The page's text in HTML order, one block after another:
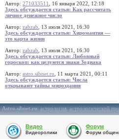
Автор: 271033511
, 16 января 2022, 12:18
Здесь обсуждается статья: Как рассчитать
личное денежное число
Автор: zabzab , 13 июля 2021, 16:30
Здесь обсуждается статья: Хиромантия —
это карта жизни
Автор: zabzab , 13 июля 2021, 16:30
Здесь обсуждается статья: Любовный
гороскоп: как целуются знаки Зодиака
Автор: astro.sibnet.ru , 11 марта 2021, 00:11
Здесь обсуждается статья: Числа
открывают тайны мироздания
Astro.sibnet.ru:астрология,астрологический
Видео
Видеоролики
Форум
Форум